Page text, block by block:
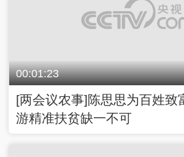
00:01:23
[两会议农事]陈思思为百姓致
游精准扶贫缺一不可